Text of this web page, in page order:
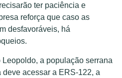
ter paciência e
reforça que caso as
desfavoráveis, há
a população serrana
acessar a ERS-122, a